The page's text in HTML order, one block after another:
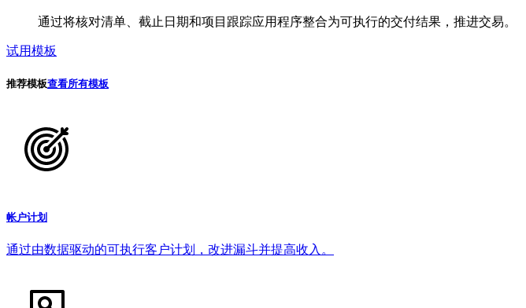
通过将核对清单、截止日期和项目跟踪应用程序整合为可执行的交付结果，推进交易。
试用模板
推荐模板查看所有模板
帐户计划
通过由数据驱动的可执行客户计划，改进漏斗并提高收入。